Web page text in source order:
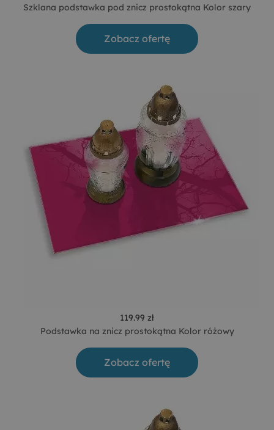
Szklana podstawka pod znicz prostokątna Kolor szary
Zobacz ofertę
119.99 zł
Podstawka na znicz prostokątna Kolor różowy
Zobacz ofertę